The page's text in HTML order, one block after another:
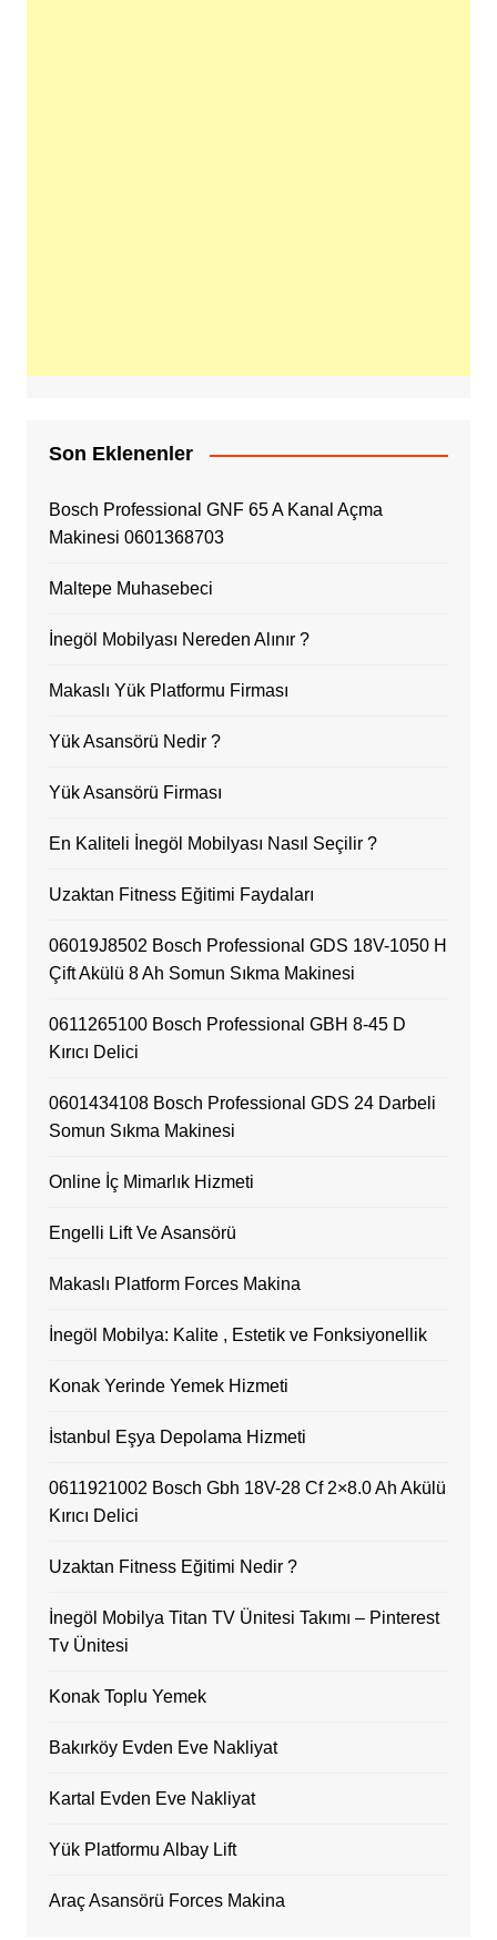
Son Eklenenler
Bosch Professional GNF 65 A Kanal Açma
Makinesi 0601368703
Maltepe Muhasebeci
İnegöl Mobilyası Nereden Alınır ?
Makaslı Yük Platformu Firması
Yük Asansörü Nedir ?
Yük Asansörü Firması
En Kaliteli İnegöl Mobilyası Nasıl Seçilir ?
Uzaktan Fitness Eğitimi Faydaları
06019J8502 Bosch Professional GDS 18V-1050 H
Çift Akülü 8 Ah Somun Sıkma Makinesi
0611265100 Bosch Professional GBH 8-45 D
Kırıcı Delici
0601434108 Bosch Professional GDS 24 Darbeli
Somun Sıkma Makinesi
Online İç Mimarlık Hizmeti
Engelli Lift Ve Asansörü
Makaslı Platform Forces Makina
İnegöl Mobilya: Kalite , Estetik ve Fonksiyonellik
Konak Yerinde Yemek Hizmeti
İstanbul Eşya Depolama Hizmeti
0611921002 Bosch Gbh 18V-28 Cf 2×8.0 Ah Akülü
Kırıcı Delici
Uzaktan Fitness Eğitimi Nedir ?
İnegöl Mobilya Titan TV Ünitesi Takımı – Pinterest
Tv Ünitesi
Konak Toplu Yemek
Bakırköy Evden Eve Nakliyat
Kartal Evden Eve Nakliyat
Yük Platformu Albay Lift
Araç Asansörü Forces Makina